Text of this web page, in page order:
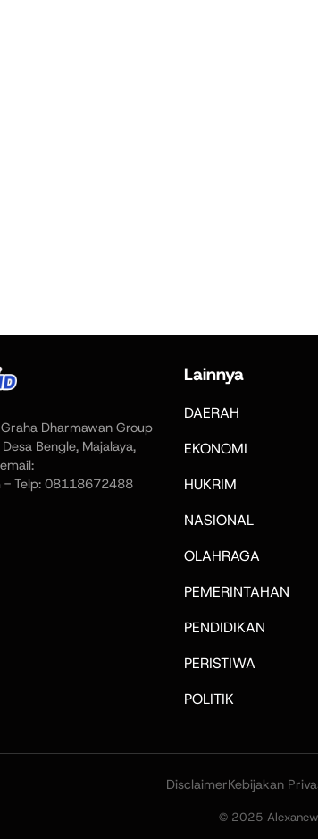
Dharmawan Group
Bengle, Majalaya,
- Telp: 08118672488
Lainnya
DAERAH
EKONOMI
HUKRIM
NASIONAL
OLAHRAGA
PEMERINTAHAN
PENDIDIKAN
PERISTIWA
POLITIK
DisclaimerKebijakan
© 2025